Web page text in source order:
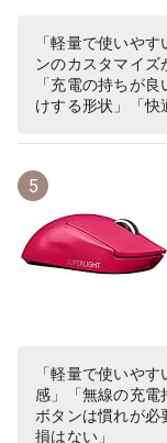
「軽量で使いや
ンのカスタマイズ
「充電の持ちが
けする形状」「快
5
「軽量で使いや
感」「無線の充電
ボタンは慣れが必
損はない」